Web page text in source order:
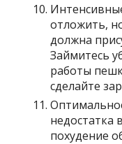
отложить,
должна
Займитесь
работы
сделайте
недостатка
похудение